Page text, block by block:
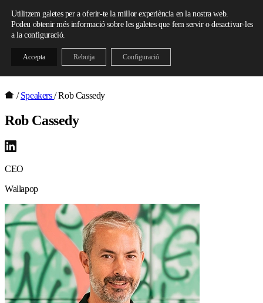
Skip to content
/ Speakers/ Rob Cassedy
Rob Cassedy
CEO
Wallapop
Utilitzem galetes per a oferir-te la millor experiència en la nostra web.
Podeu obtenir més informació sobre les galetes que fem servir o desactivar-les
a la configuració.
Accepta Rebutja Configuració